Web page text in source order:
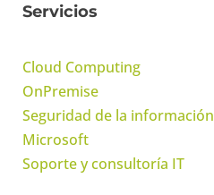
Servicios
Cloud Computing
OnPremise
Seguridad de la información
Microsoft
Soporte y consultoría IT